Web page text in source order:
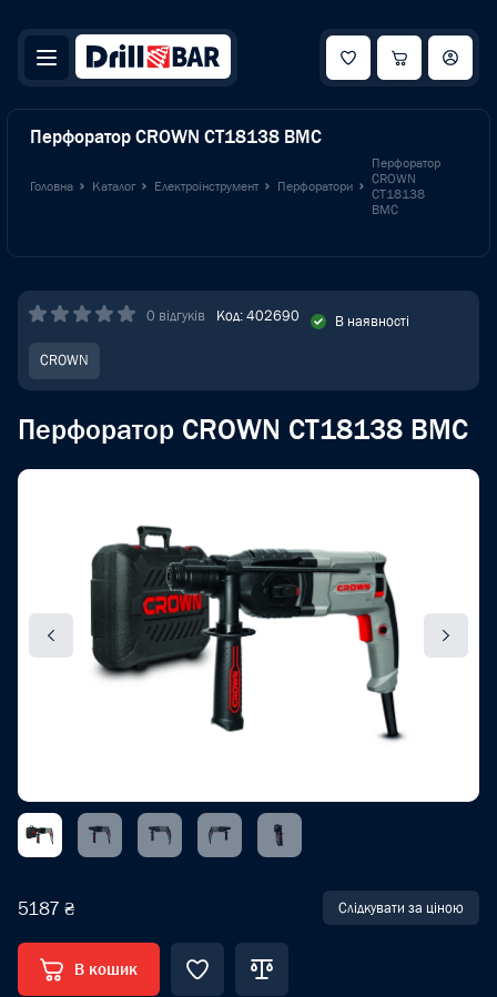
Перфоратор CROWN CT18138 BMC
Головна Каталог Електроінструмент Перфоратори
Перфоратор
CROWN
CT18138
BMC
0 відгуків Код: 402690 В наявності
CROWN
Перфоратор CROWN CT18138 BMC
5187 ₴ Слідкувати за ціною
В кошик